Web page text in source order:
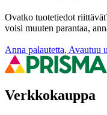
Ovatko tuotetiedot
voisi muuten parantaa,
Anna palautetta, Avautuu
Verkkokauppa